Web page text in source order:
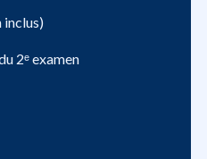
inclus)
2ᵉ examen